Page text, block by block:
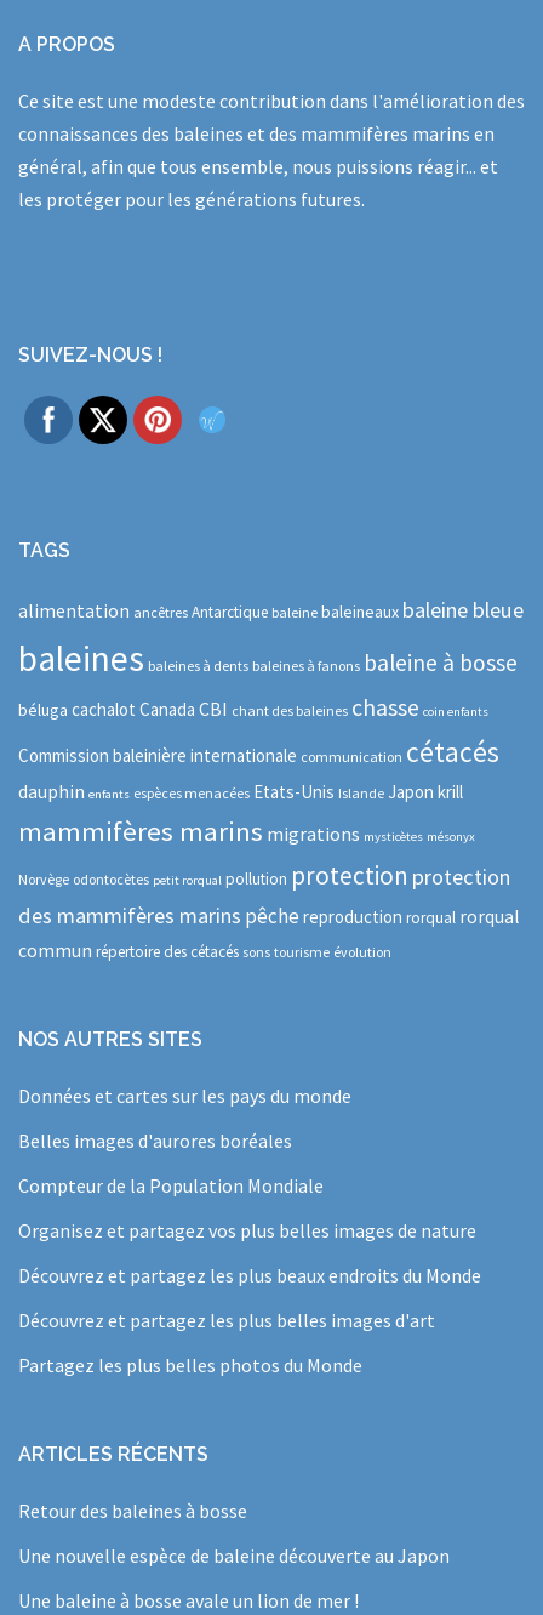
A PROPOS
Ce site est une modeste contribution dans l'amélioration des
connaissances des baleines et des mammifères marins en
général, afin que tous ensemble, nous puissions réagir... et
les protéger pour les générations futures.
SUIVEZ-NOUS !
TAGS
alimentation ancêtres Antarctique baleine baleineaux baleine bleue
baleines baleines à dents baleines à fanons baleine à bosse
béluga cachalot Canada CBI chant des baleines chasse coin enfants
Commission baleinière internationale communication cétacés
dauphin enfants espèces menacées Etats-Unis Islande Japon krill
mammifères marins migrations mysticètes mésonyx
Norvège odontocètes petit rorqual pollution protection protection
des mammifères marins pêche reproduction rorqual rorqual
commun répertoire des cétacés sons tourisme évolution
NOS AUTRES SITES
Données et cartes sur les pays du monde
Belles images d'aurores boréales
Compteur de la Population Mondiale
Organisez et partagez vos plus belles images de nature
Découvrez et partagez les plus beaux endroits du Monde
Découvrez et partagez les plus belles images d'art
Partagez les plus belles photos du Monde
ARTICLES RÉCENTS
Retour des baleines à bosse
Une nouvelle espèce de baleine découverte au Japon
Une baleine à bosse avale un lion de mer !